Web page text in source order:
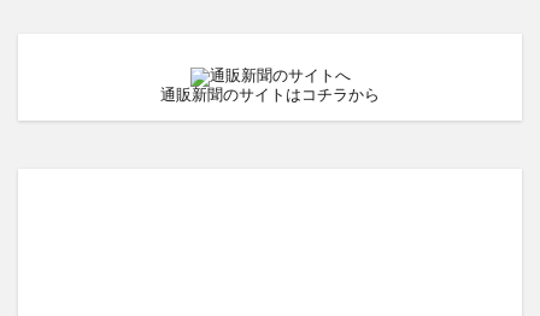
通販新聞のサイトはコチラから